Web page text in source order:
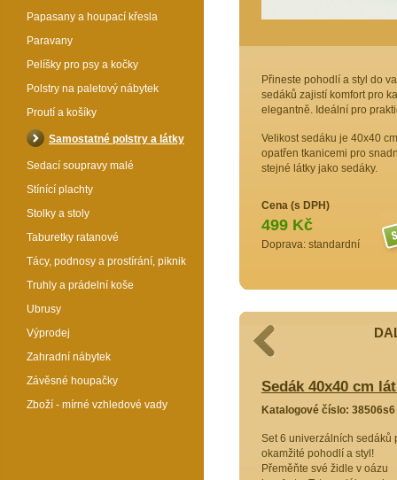
Přineste pohodlí a styl do
sedáků zajistí komfort pro
elegantně. Ideální pro
Velikost sedáku je 40x40
opatřen tkanicemi pro
stejné látky jako sedáky.
Cena (s DPH)
499 Kč
Doprava: standardní
látka žlutý melír - set 6 kusů Sedák 40x40 cm
Katalogové číslo: 38506s6
Set 6 univerzálních sedáků
okamžité pohodlí a styl!
Přeměňte své židle v oázu
Papasany a houpací křesla
Paravany
Pelíšky pro psy a kočky
Polstry na paletový nábytek
Proutí a košíky
Samostatné polstry a látky
Sedací soupravy malé
Stínící plachty
Stolky a stoly
Taburetky ratanové
Tácy, podnosy a prostírání, piknik
Truhly a prádelní koše
Ubrusy
Výprodej
Zahradní nábytek
Závěsné houpačky
Zboží - mírné vzhledové vady